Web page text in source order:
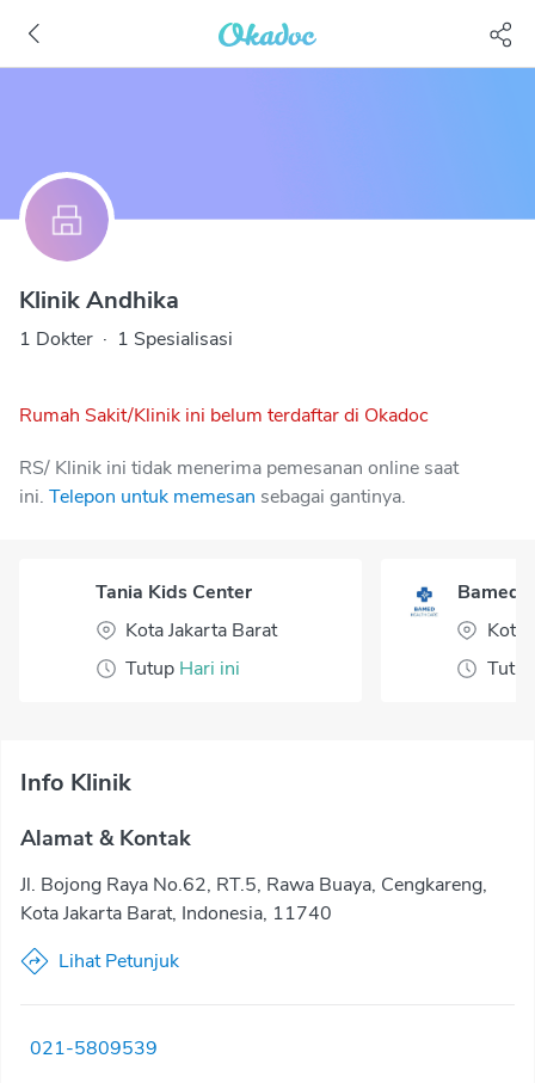
Klinik Andhika
1 Dokter · 1 Spesialisasi
Rumah Sakit/Klinik ini belum terdaftar di Okadoc
RS/ Klinik ini tidak menerima pemesanan online saat
ini. Telepon untuk memesan sebagai gantinya.
Tania Kids Center
Kota Jakarta Barat
Tutup Hari ini
Bamed
Kota
Tutup
Info Klinik
Alamat & Kontak
Jl. Bojong Raya No.62, RT.5, Rawa Buaya, Cengkareng,
Kota Jakarta Barat, Indonesia, 11740
Lihat Petunjuk
021-5809539